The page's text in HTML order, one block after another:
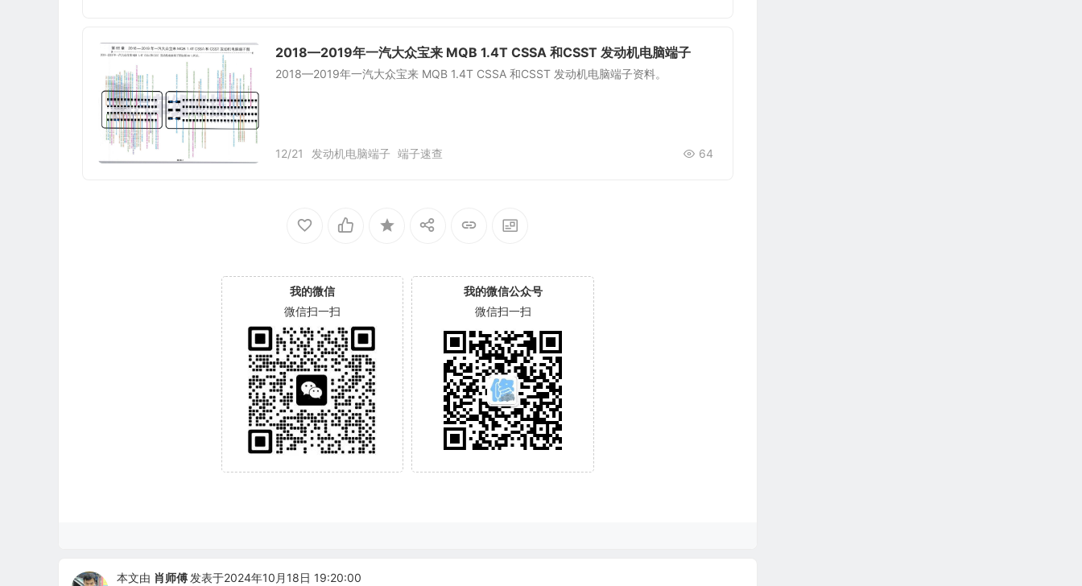
2018—2019年一汽大众宝来 MQB 1.4T CSSA 和CSST 发动机电脑端子
2018—2019年一汽大众宝来 MQB 1.4T CSSA 和CSST 发动机电脑端子资料。
12/21 64
发动机电脑端子 端子速查
我的微信
微信扫一扫
我的微信公众号
微信扫一扫
本文由 肖师傅 发表于2024年10月18日 19:20:00